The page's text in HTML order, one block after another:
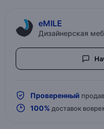
eMILE
Дизайнерская
Проверенный
100% доставок